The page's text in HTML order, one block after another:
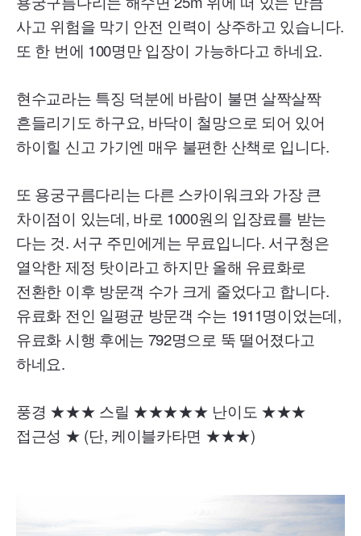
사고 위험을 막기 안전 인력이 상주하고 있습니다.
또 한 번에 100명만 입장이 가능하다고 하네요.
현수교라는 특징 덕분에 바람이 불면 살짝살짝
흔들리기도 하구요, 바닥이 철망으로 되어 있어
하이힐 신고 가기엔 매우 불편한 산책로 입니다.
또 용궁구름다리는 다른 스카이워크와 가장 큰
차이점이 있는데, 바로 1000원의 입장료를 받는
다는 것. 서구 주민에게는 무료입니다. 서구청은
열악한 제정 탓이라고 하지만 올해 유료화로
전환한 이후 방문객 수가 크게 줄었다고 합니다.
유료화 전인 일평균 방문객 수는 1911명이었는데,
유료화 시행 후에는 792명으로 뚝 떨어졌다고
하네요.
풍경 ★★★ 스릴 ★★★★★ 난이도 ★★★
접근성 ★ (단, 케이블카타면 ★★★)